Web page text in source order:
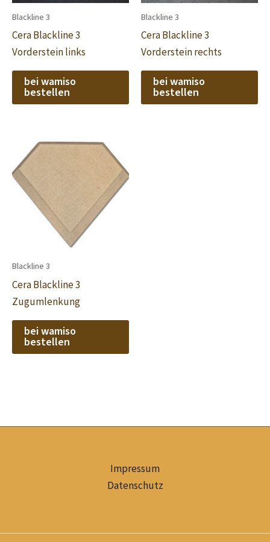
Blackline 3
Cera Blackline 3
Vorderstein links
bei wamiso
bestellen
Blackline 3
Cera Blackline 3
Vorderstein rechts
bei wamiso
bestellen
Blackline 3
Cera Blackline 3
Zugumlenkung
bei wamiso
bestellen
Impressum
Datenschutz